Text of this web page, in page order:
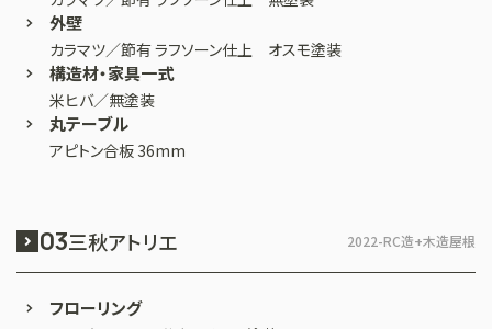
外壁
カラマツ／節有 ラフソーン仕上 オスモ塗装
構造材・家具一式
米ヒバ／無塗装
丸テーブル
アピトン合板 36mm
03三秋アトリエ 2022-RC造+木造屋根
フローリング